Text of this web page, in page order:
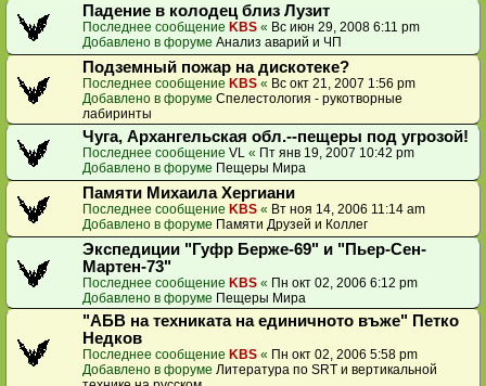
Падение в колодец близ Лузит
Последнее сообщение KBS « Вс июн 29, 2008 6:11 pm
Добавлено в форуме Анализ аварий и ЧП
Подземный пожар на дискотеке?
Последнее сообщение KBS « Вс окт 21, 2007 1:56 pm
Добавлено в форуме Спелестология - рукотворные
лабиринты
Чуга, Архангельская обл.--пещеры под угрозой!
Последнее сообщение VL « Пт янв 19, 2007 10:42 pm
Добавлено в форуме Пещеры Мира
Памяти Михаила Хергиани
Последнее сообщение KBS « Вт ноя 14, 2006 11:14 am
Добавлено в форуме Памяти Друзей и Коллег
Экспедиции "Гуфр Берже-69" и "Пьер-Сен-
Мартен-73"
Последнее сообщение KBS « Пн окт 02, 2006 6:12 pm
Добавлено в форуме Пещеры Мира
"АБВ на техниката на единичното въже" Петко
Недков
Последнее сообщение KBS « Пн окт 02, 2006 5:58 pm
Добавлено в форуме Литература по SRT и вертикальной